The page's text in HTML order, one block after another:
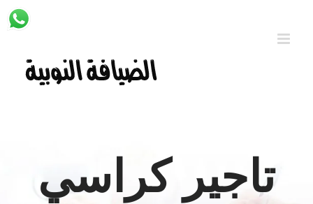
تاجير كراسي